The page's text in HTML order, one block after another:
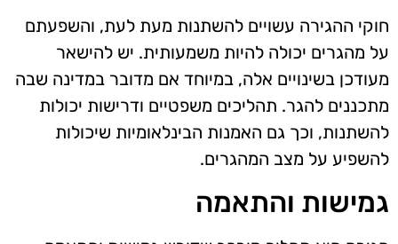
חוקי ההגירה עשויים להשתנות מעת לעת, והשפעתם
על מהגרים יכולה להיות משמעותית. יש להישאר
מעודכן בשינויים אלה, במיוחד אם מדובר במדינה שבה
מתכננים להגר. תהליכים משפטיים ודרישות יכולות
להשתנות, וכך גם האמנות הבינלאומיות שיכולות
להשפיע על מצב המהגרים.
גמישות והתאמה